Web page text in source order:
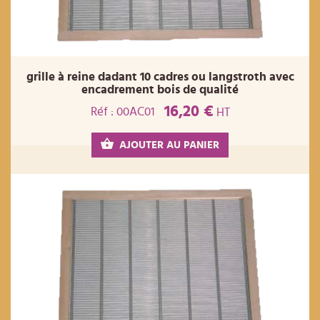
grille à reine dadant 10 cadres ou langstroth avec
encadrement bois de qualité
Réf : 00AC01
16,20 € HT
AJOUTER AU PANIER